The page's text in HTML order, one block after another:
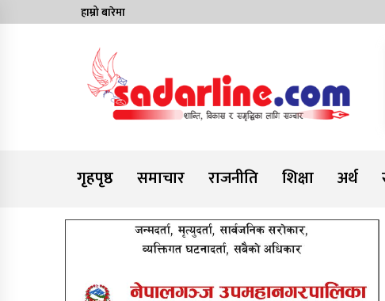
to
हाम्रो बारेमा
गृहपृष्ठ
समाचार राजनीति शिक्षा अर्थ